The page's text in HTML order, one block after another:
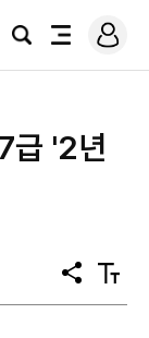
검
전
로
그
급 '2년
공
유
텍
스